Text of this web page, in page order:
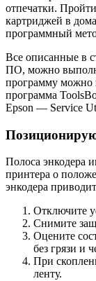
отпечатки.
картриджей в
программный
Все описанные в
ПО, можно
программу можно
программа
Epson — Service
Полоса энкодера
принтера о
энкодера
Отключите
Снимите
Оцените
без грязи и
При
ленту.